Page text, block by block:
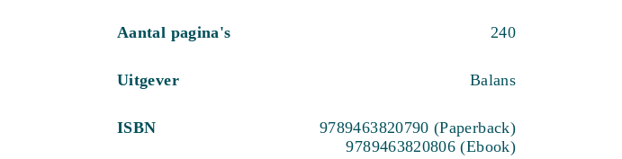
Aantal pagina's 240
Uitgever Balans
ISBN
9789463820790 (Paperback)
9789463820806 (Ebook)